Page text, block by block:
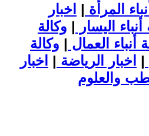
المرأة | اخبار
اليسار | وكالة
أنباء العمال | وكالة
| اخبار الرياضة | اخبار